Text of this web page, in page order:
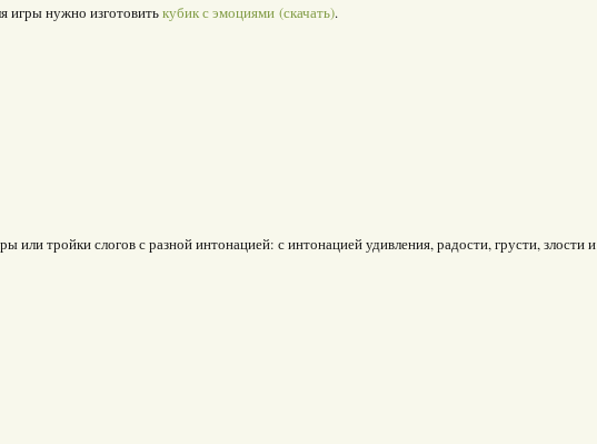
игры нужно изготовитькубик с эмоциями (скачать).
или тройки слогов с разной интонацией: с интонацией удивления, радости, грусти, злости и